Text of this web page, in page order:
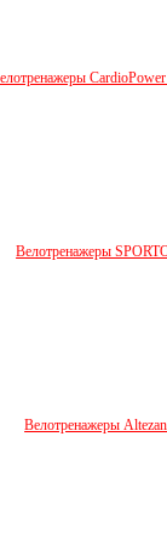
Велотренажеры
Велотренажеры